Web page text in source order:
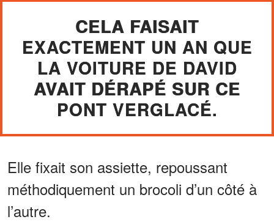
CELA FAISAIT
EXACTEMENT UN AN QUE
LA VOITURE DE DAVID
AVAIT DÉRAPÉ SUR CE
PONT VERGLACÉ.
Elle fixait son assiette, repoussant
méthodiquement un brocoli d’un côté à
l’autre.